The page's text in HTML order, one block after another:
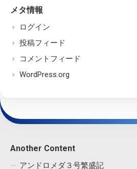
メタ情報
ログイン
投稿フィード
コメントフィード
WordPress.org
Another Content
アンドロメダ３号繁盛記